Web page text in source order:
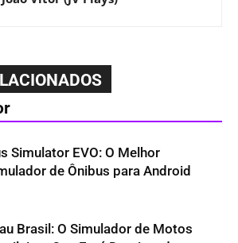
Simulator EVO: O Melhor
de Ônibus para Android
Brasil: O Simulador de Motos